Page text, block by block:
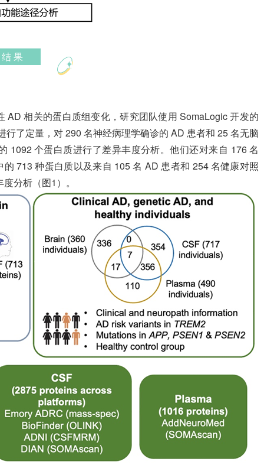
结 果
AD 相关的蛋白质组变化，研究团队使用 SomaLogic 开发的
了定量，对 290 名神经病理学确诊的 AD 患者和 25 名无脑
1092 个蛋白质进行了差异丰度分析。他们还对来自 176 名
713 种蛋白质以及来自 105 名 AD 患者和 254 名健康对照
分析（图1）。